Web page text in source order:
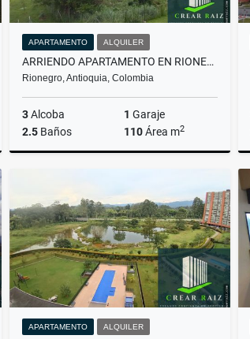
APARTAMENTO ALQUILER
ARRIENDO APARTAMENTO EN RIONEGRO
Rionegro, Antioquia, Colombia
3Alcoba 1 Garaje
2.5Baños 110Área m2
$4.000.000
APARTAMENTO ALQUILER